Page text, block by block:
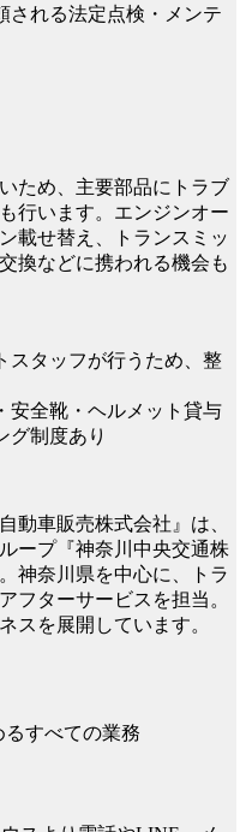
される法定点検・メンテ
ため、主要部品にトラブ
行います。エンジンオー
載せ替え、トランスミッ
換などに携われる機会も
スタッフが行うため、整
安全靴・ヘルメット貸与
グ制度あり
動車販売株式会社』は、
ープ『神奈川中央交通株
神奈川県を中心に、トラ
フターサービスを担当。
スを展開しています。
すべての業務